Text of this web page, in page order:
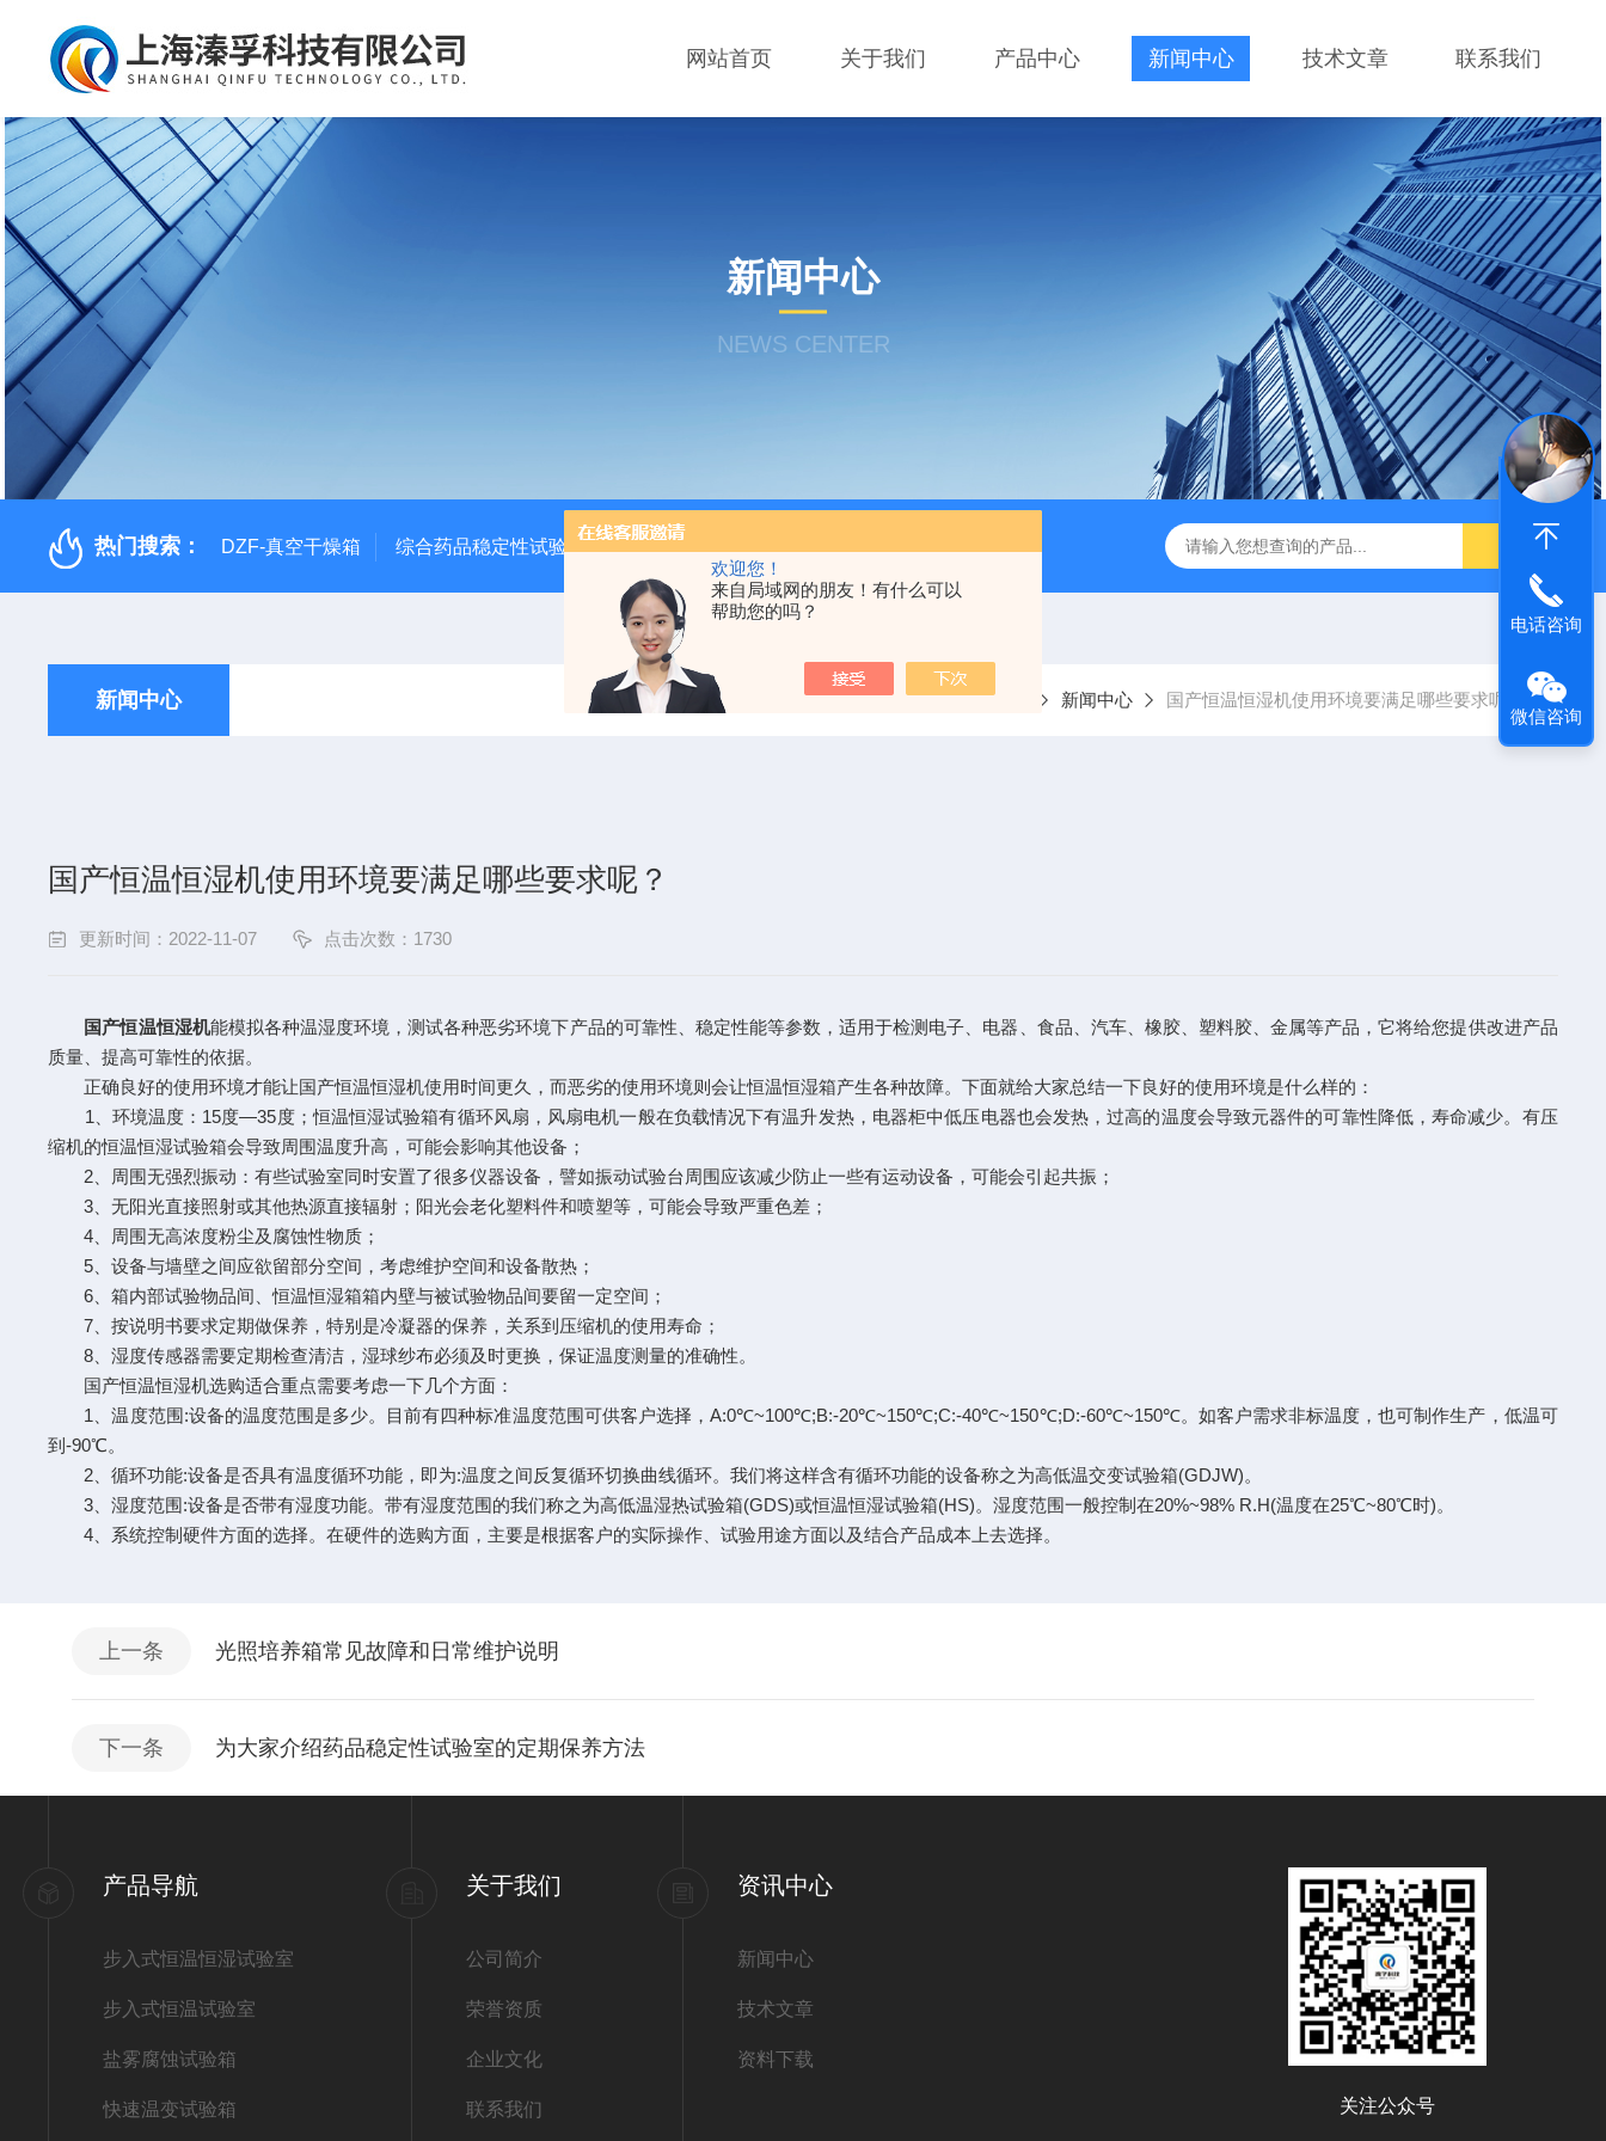
欢迎您！
来自局域网的朋友！有什么可以
帮助您的吗？
网站首页 关于我们 产品中心 新闻中心 技术文章 联系我们
新闻中心
NEWS CENTER
热门搜索： DZF-真空干燥箱 综合药品稳定性试验箱 QF-SD-3T药品稳定性试验箱三代 QF-***GD-T药品强光照射试验箱 QF-SD-2T药品
新闻中心 当前位置：首页 新闻中心 国产恒温恒湿机使用环境要满足哪些要求呢？
国产恒温恒湿机使用环境要满足哪些要求呢？
更新时间：2022-11-07 点击次数：1730
国产恒温恒湿机能模拟各种温湿度环境，测试各种恶劣环境下产品的可靠性、稳定性能等参数，适用于检测电子、电器、食品、汽车、橡胶、塑料胶、金属等产品，它将给您提供改进产品
质量、提高可靠性的依据。
正确良好的使用环境才能让国产恒温恒湿机使用时间更久，而恶劣的使用环境则会让恒温恒湿箱产生各种故障。下面就给大家总结一下良好的使用环境是什么样的：
1、环境温度：15度—35度；恒温恒湿试验箱有循环风扇，风扇电机一般在负载情况下有温升发热，电器柜中低压电器也会发热，过高的温度会导致元器件的可靠性降低，寿命减少。有压
缩机的恒温恒湿试验箱会导致周围温度升高，可能会影响其他设备；
2、周围无强烈振动：有些试验室同时安置了很多仪器设备，譬如振动试验台周围应该减少防止一些有运动设备，可能会引起共振；
3、无阳光直接照射或其他热源直接辐射；阳光会老化塑料件和喷塑等，可能会导致严重色差；
4、周围无高浓度粉尘及腐蚀性物质；
5、设备与墙壁之间应欲留部分空间，考虑维护空间和设备散热；
6、箱内部试验物品间、恒温恒湿箱箱内壁与被试验物品间要留一定空间；
7、按说明书要求定期做保养，特别是冷凝器的保养，关系到压缩机的使用寿命；
8、湿度传感器需要定期检查清洁，湿球纱布必须及时更换，保证温度测量的准确性。
国产恒温恒湿机选购适合重点需要考虑一下几个方面：
1、温度范围:设备的温度范围是多少。目前有四种标准温度范围可供客户选择，A:0℃~100℃;B:-20℃~150℃;C:-40℃~150℃;D:-60℃~150℃。如客户需求非标温度，也可制作生产，低温可
到-90℃。
2、循环功能:设备是否具有温度循环功能，即为:温度之间反复循环切换曲线循环。我们将这样含有循环功能的设备称之为高低温交变试验箱(GDJW)。
3、湿度范围:设备是否带有湿度功能。带有湿度范围的我们称之为高低温湿热试验箱(GDS)或恒温恒湿试验箱(HS)。湿度范围一般控制在20%~98% R.H(温度在25℃~80℃时)。
4、系统控制硬件方面的选择。在硬件的选购方面，主要是根据客户的实际操作、试验用途方面以及结合产品成本上去选择。
上一条 光照培养箱常见故障和日常维护说明
下一条 为大家介绍药品稳定性试验室的定期保养方法
产品导航
步入式恒温恒湿试验室
步入式恒温试验室
盐雾腐蚀试验箱
快速温变试验箱
关于我们
公司简介
荣誉资质
企业文化
联系我们
资讯中心
新闻中心
技术文章
资料下载
关注公众号
电话咨询
微信咨询